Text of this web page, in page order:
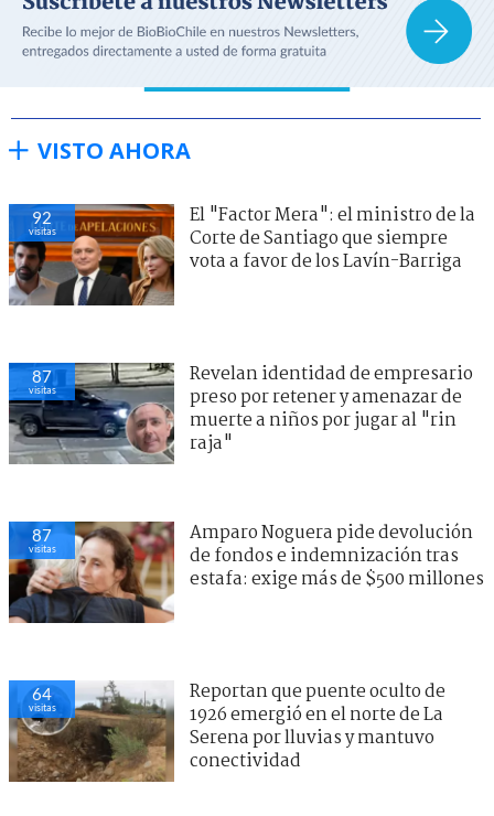
VISTO AHORA
92
visitas
El "Factor Mera": el ministro de la
Corte de Santiago que siempre
vota a favor de los Lavín-Barriga
87
visitas
Revelan identidad de empresario
preso por retener y amenazar de
muerte a niños por jugar al "rin
raja"
87
visitas
Amparo Noguera pide devolución
de fondos e indemnización tras
estafa: exige más de $500 millones
64
visitas
Reportan que puente oculto de
1926 emergió en el norte de La
Serena por lluvias y mantuvo
conectividad